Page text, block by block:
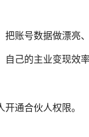
账号数据做漂亮、
己的主业变现效
通合伙人权限。